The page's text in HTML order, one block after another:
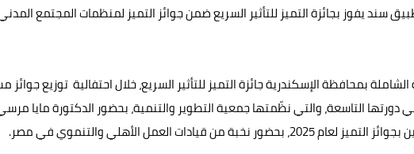
سند يفوز بجائزة التميز للتأثير السريع ضمن جوائز التميز لمنظمات المجتمع المدني
بمحافظة الإسكندرية جائزة التميز للتأثير السريع، خلال احتفالية توزيع جوائز
التاسعة، والتي نظّمتها جمعية التطوير والتنمية، بحضور الدكتورة مايا
قيادات العمل الأهلي والتنموي في مصر.